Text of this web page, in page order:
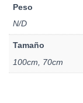
Peso
N/D
Tamaño
100cm, 70cm